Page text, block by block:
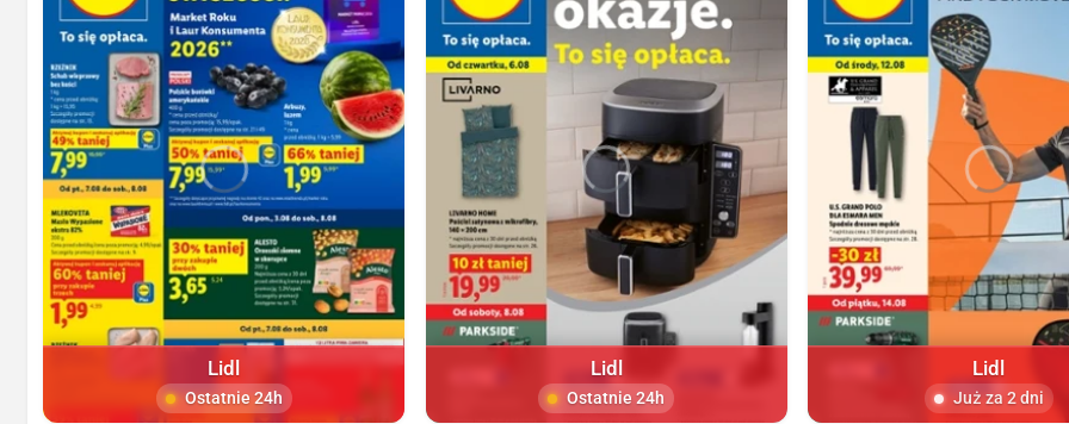
Lidl
Ostatnie 24h
Lidl
Ostatnie 24h
Lidl
Już za 2 dni